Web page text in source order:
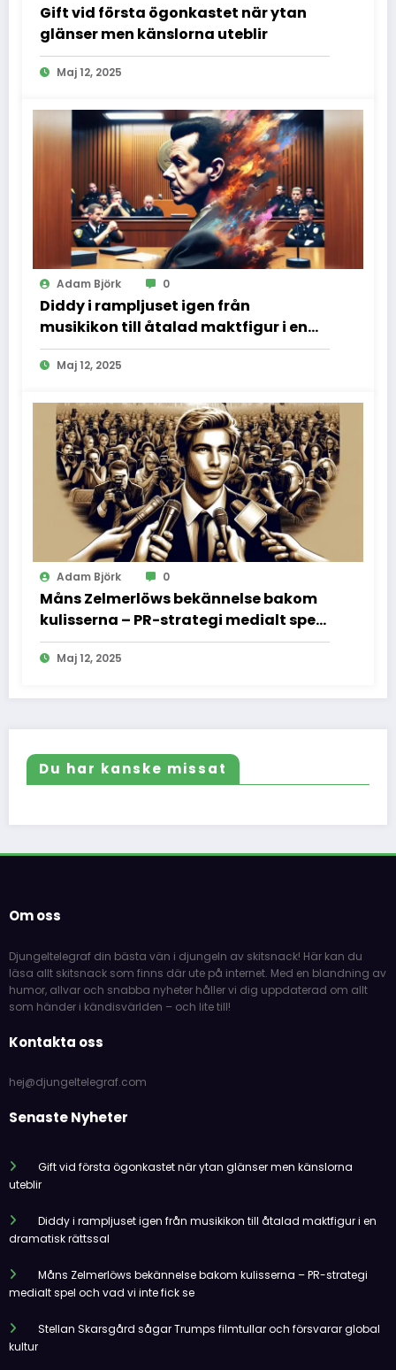
Gift vid första ögonkastet när ytan
glänser men känslorna uteblir
Maj 12, 2025
Adam Björk 0
Diddy i rampljuset igen från
musikikon till åtalad maktfigur i en
dramatisk rättssal
Maj 12, 2025
Adam Björk 0
Måns Zelmerlöws bekännelse bakom
kulisserna – PR-strategi medialt spel
och vad vi inte fick se
Maj 12, 2025
Du har kanske missat
Om oss
Djungeltelegraf din bästa vän i djungeln av skitsnack! Här kan du
läsa allt skitsnack som finns där ute på internet. Med en blandning av
humor, allvar och snabba nyheter håller vi dig uppdaterad om allt
som händer i kändisvärlden – och lite till!
Kontakta oss
hej@djungeltelegraf.com
Senaste Nyheter
Gift vid första ögonkastet när ytan glänser men känslorna
uteblir
Diddy i rampljuset igen från musikikon till åtalad maktfigur i en
dramatisk rättssal
Måns Zelmerlöws bekännelse bakom kulisserna – PR-strategi
medialt spel och vad vi inte fick se
Stellan Skarsgård sågar Trumps filmtullar och försvarar global
kultur